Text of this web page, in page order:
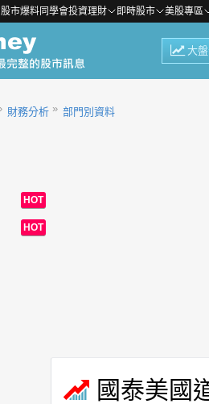
股市爆料同學會投資理財 即時股市 美股專區
大
財務分析 部門別資料
HOT
HOT
國泰美國